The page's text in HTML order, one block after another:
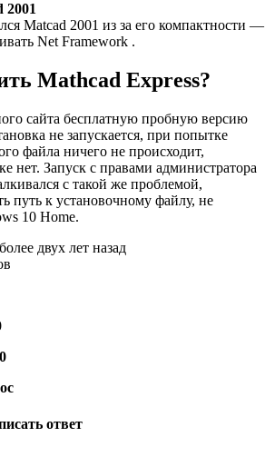
2001
Matcad 2001 из за его компактности —
Net Framework .
Mathcad Express?
сайта бесплатную пробную версию
не запускается, при попытке
файла ничего не происходит,
нет. Запуск с правами администратора
с такой же проблемой,
путь к установочному файлу, не
10 Home.
двух лет назад
ответ